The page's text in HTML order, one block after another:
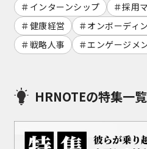
インターンシップ
採用
健康経営
オンボーディ
戦略人事
エンゲージメ
HRNOTEの特集一覧